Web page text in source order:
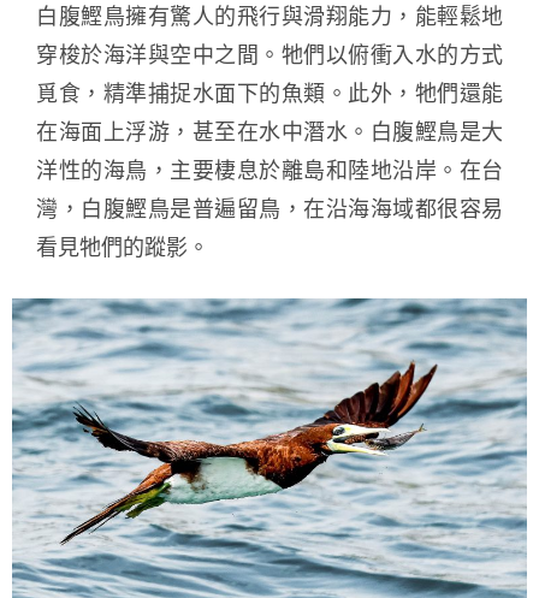
白腹鰹鳥擁有驚人的飛行與滑翔能力，能輕鬆地
穿梭於海洋與空中之間。牠們以俯衝入水的方式
覓食，精準捕捉水面下的魚類。此外，牠們還能
在海面上浮游，甚至在水中潛水。白腹鰹鳥是大
洋性的海鳥，主要棲息於離島和陸地沿岸。在台
灣，白腹鰹鳥是普遍留鳥，在沿海海域都很容易
看見牠們的蹤影。